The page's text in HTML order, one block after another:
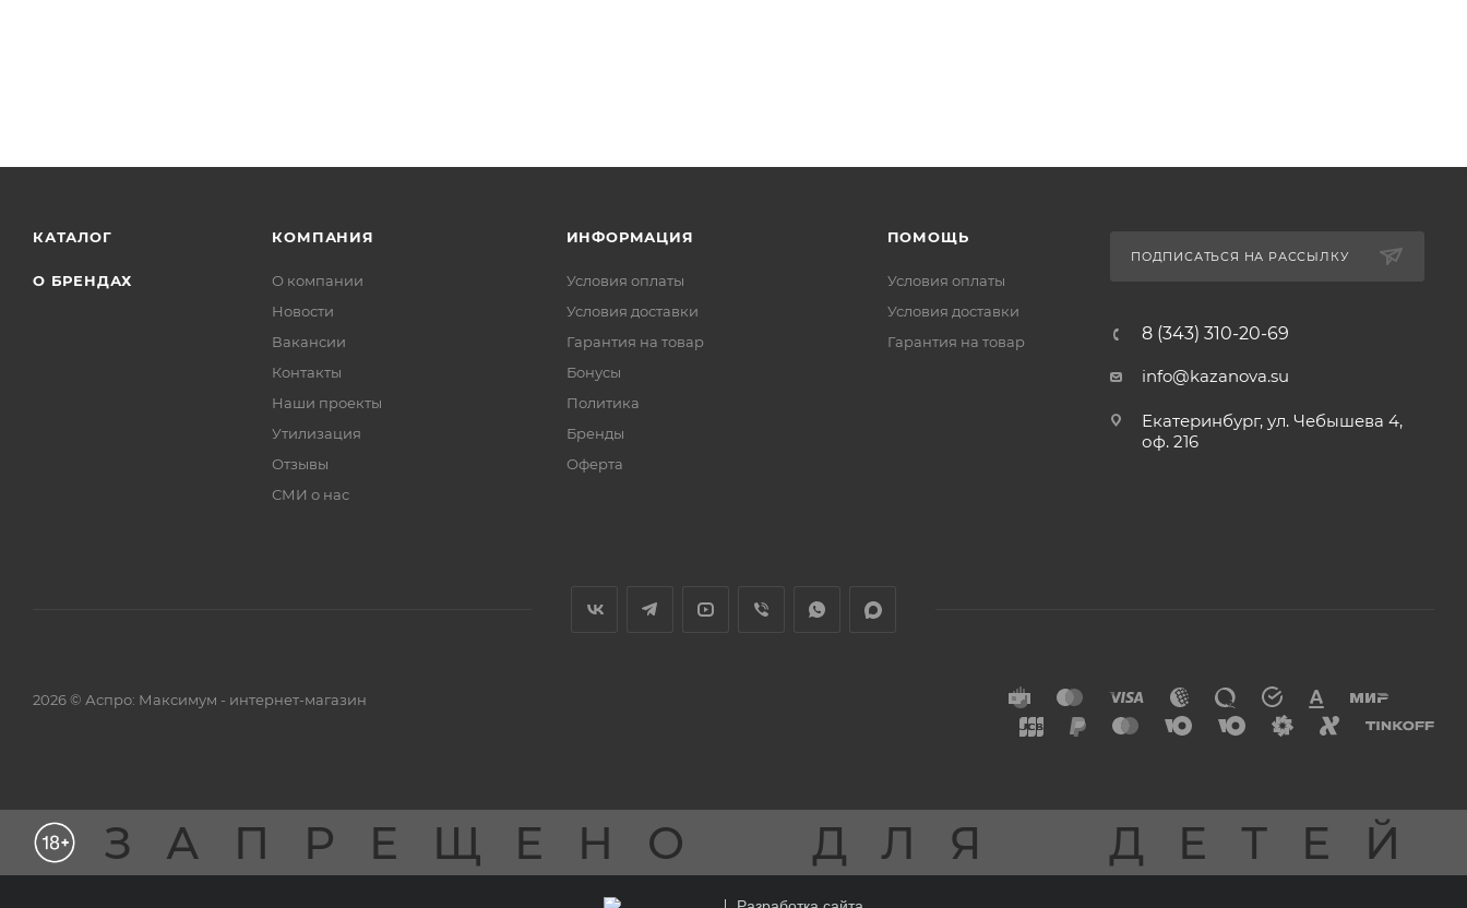
КАТАЛОГ
О БРЕНДАХ
КОМПАНИЯ
О компании
Новости
Вакансии
Контакты
Наши проекты
Утилизация
Отзывы
СМИ о нас
ИНФОРМАЦИЯ
Условия оплаты
Условия доставки
Гарантия на товар
Бонусы
Политика
Бренды
Оферта
ПОМОЩЬ
Условия оплаты
Условия доставки
Гарантия на товар
ПОДПИСАТЬСЯ НА РАССЫЛКУ
8 (343) 310-20-69
info@kazanova.su
Екатеринбург, ул. Чебышева 4,
оф. 216
2026 © Аспро: Максимум - интернет-магазин
ЗАПРЕЩЕНО ДЛЯ ДЕТЕЙ